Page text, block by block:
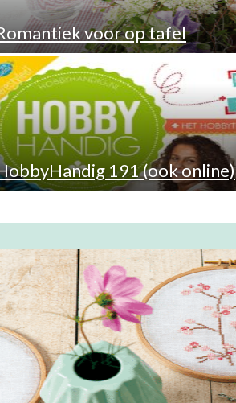
voor op tafel
191 (ook online)